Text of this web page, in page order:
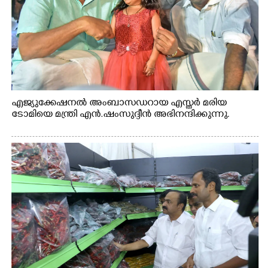
എജ്യുക്കേഷനൽ അംബാസഡറായ എസ്തർ മരിയ
ടോമിയെ മന്ത്രി എൻ.ഷംസുദ്ദീൻ അഭിനന്ദിക്കുന്നു.